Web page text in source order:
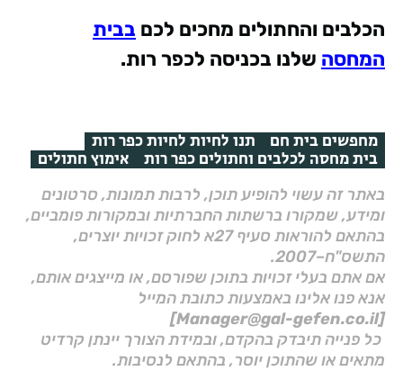
הכלבים והחתולים מחכים לכם בבית
המחסה שלנו בכניסה לכפר רות.
מחפשים בית חם תנו לחיות לחיות כפר רות
בית מחסה לכלבים וחתולים כפר רות אימוץ חתולים
באתר זה עשוי להופיע תוכן, לרבות תמונות, סרטונים
ומידע, שמקורו ברשתות החברתיות ובמקורות פומביים,
בהתאם להוראות סעיף 27א לחוק זכויות יוצרים,
התשס"ח–2007.
אם אתם בעלי זכויות בתוכן שפורסם, או מייצגים אותם,
אנא פנו אלינו באמצעות כתובת המייל
[Manager@gal-gefen.co.il]
כל פנייה תיבדק בהקדם, ובמידת הצורך יינתן קרדיט
מתאים או שהתוכן יוסר, בהתאם לנסיבות.